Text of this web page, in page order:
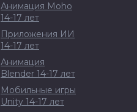
Анимация Moho
14-17 лет
Приложения ИИ
14-17 лет
Анимация
Blender 14-17 лет
Мобильные игры
Unity 14-17 лет